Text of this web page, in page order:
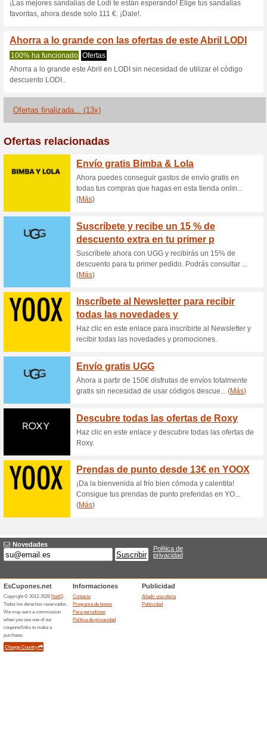
Descuentos
Envíos GRATIS Lodi
100% ha funcionado
Envíos GRATIS Lodi en
descuento¡Oferta válida hoy!
Paga en 3 cuotas
100% ha funcionado
Paga en 3 cuotas con
descuento¡Oferta válida hoy!
SUPER Promoción:
suscribirte
83% ha funcionado Ofertas
Ahora si dejas tu correo en
compra. Entra para
precios increíbles. No lo
mejores zapatos
Botas y botines de